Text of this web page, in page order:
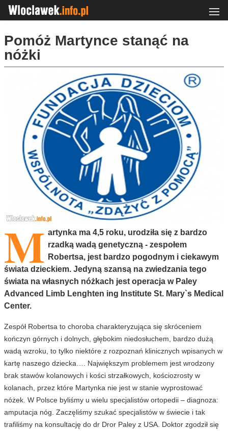
Pomóż Martynce stanąć na
nóżki
M artynka ma 4,5 roku, urodziła się z bardzo
rzadką wadą genetyczną - zespołem
Robertsa, jest bardzo pogodnym i ciekawym
świata dzieckiem. Jedyną szansą na zwiedzania tego
świata na własnych nóżkach jest operacja w Paley
Advanced Limb Lenghten ing Institute St. Mary`s Medical
Center.
Zespół Robertsa to choroba charakteryzująca się skróceniem
kończyn górnych i dolnych, głębokim niedosłuchem, bardzo dużą
wadą wzroku, to tylko niektóre z rozpoznań klinicznych wpisanych w
kartę naszego dziecka…. Największym problemem jest wrodzony
brak stawów kolanowych i kości strzałkowych, kościozrosty w
kolanach, przez które Martynka nie jest w stanie wyprostować
nóżek. W Polsce byliśmy u wielu specjalistów ortopedii – diagnoza:
amputacja nóg. Zaczęliśmy szukać specjalistów w świecie i tak
trafiliśmy na konsultację do dr Dror Paley z USA. Doktor zgodził się